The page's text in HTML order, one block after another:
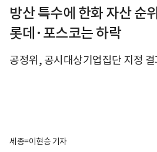
방산 특수에 한화 자산
롯데·포스코는 하락
공정위, 공시대상기업집단 지정 결
세종=이현승 기자